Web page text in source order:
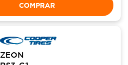
COMPRAR
ZEON